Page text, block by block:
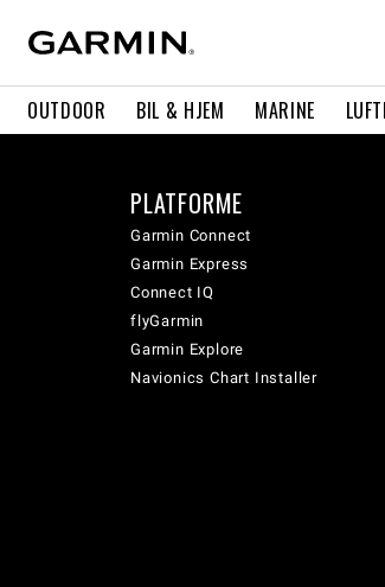
OUTDOOR BIL & HJEM MARINE
PLATFORME
Garmin Connect
Garmin Express
Connect IQ
flyGarmin
Garmin Explore
Navionics Chart Installer